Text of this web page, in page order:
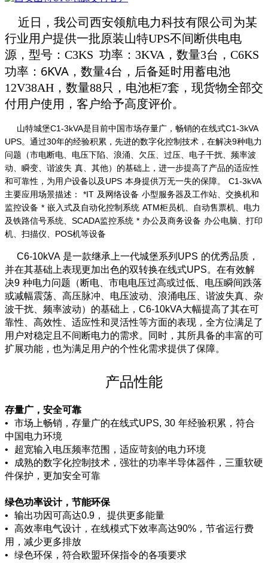
近日，我公司西安领航电力科技有限公司为某
行业用户提供一批原装山特UPS不间断供电电
源，型号：C3KS 功率：3KVA，数量3台，C6KS
功率：6KVA， 数量4台，后备延时用蓄电池
12V38AH，数量88只，电池柜7套，现货物全部交
付用户使用，客户给予高度评价。
山特城堡C1-3kVA是目前中国市场存量广，畅销的在线式C1-3kVA
UPS。通过30年的经验积累，先进的数字化控制技术，在解决9种电力
问题（市电断电、电压下陷、浪涌、欠压、过压、电子干扰、频率波
动、瞬变、谐波失 真、其他）的基础上，进一步提高了产品的适应性
和可靠性，为用户设备以及UPS 本身提供万无一失的保障。 C1-3kVA
主要应用场景描述： *IT 及网络设备 小型服务器及工作站、交换机和
监控设备 * 嵌入式及自动化控制系统 ATM柜员机、自动售票机、电力
及铁路信号系统、SCADA监控系统 * 办公及商务设备 办公电脑、打印
机、扫描仪、POS机等设备
C6-10kVA 是一款继承上一代城堡系列UPS 的优秀品质，
并在其基础上表现更加出色的双转换在线式UPS。在有效解
决9 种电力问题（断电、市电电压过高或过低、电压瞬间跌落
或减幅震荡、高压脉冲、电压波动、浪涌电压、谐波失真、杂
波干扰、频率波动）的基础上，C6-10kVA大幅提高了其在可
靠性、高效性、适应性和灵活性等方面的表现，全方位满足了
用户对稳定且不间断电力的需求。同时，其所具备的丰富的可
扩展功能，也为满足用户的个性化需求提供了保障。
产品性能
存量广，安全可靠
• 市场上畅销，存量广的在线式UPS, 30 年经验积累，符合
中国电力环境
• 超宽输入电压频率范围，适应苛刻的电力环境
• 成熟的数字化控制技术，强壮的功率半导体器件，三重软硬
件保护，更加安全可靠
绿色功率设计，节能环保
• 输出功因可高达0.9， 提供更多能量
• 高效率电气设计，在线模式下效率高达90%，节省运行费
用，减少更多排放
• 绿色环保，符合欧盟环保指令的各项要求